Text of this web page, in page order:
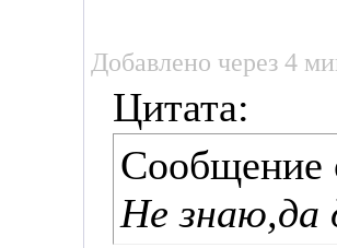
Добавлено через 4
Цитата:
Сообщение
Не знаю,да